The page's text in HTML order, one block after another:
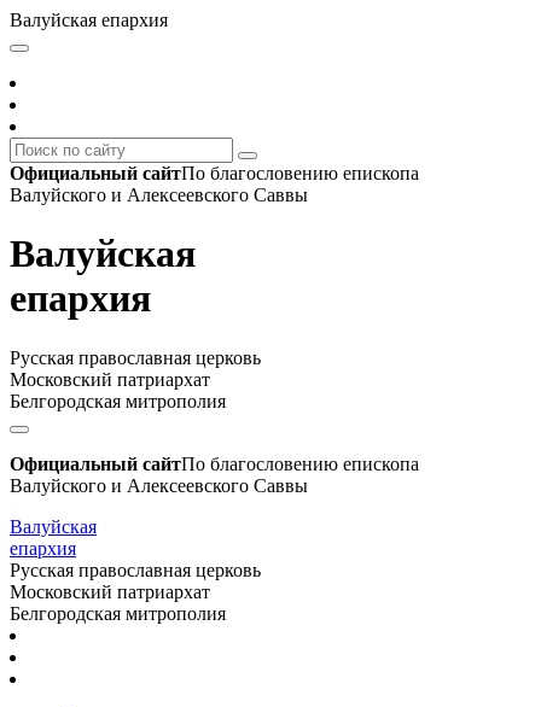
Валуйская епархия
Официальный сайтПо благословению епископа
Валуйского и Алексеевского Саввы
Валуйская
епархия
Русская православная церковь
Московский патриархат
Белгородская митрополия
Официальный сайтПо благословению епископа
Валуйского и Алексеевского Саввы
Валуйская
епархия
Русская православная церковь
Московский патриархат
Белгородская митрополия